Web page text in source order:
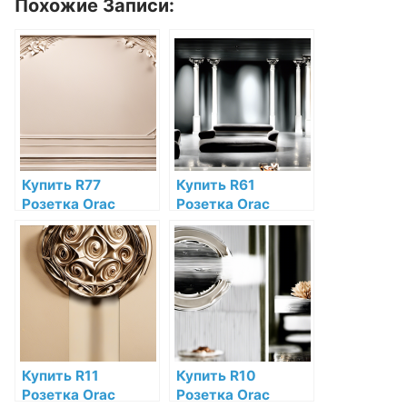
Похожие Записи:
Купить R77
Розетка Orac
Decor Полиуретан
Orac Decor по
низкой цене в
интернет-
магазине
Купить R61
Розетка Orac
Decor Полиуретан
по низкой цене в
интернет-
магазине
Купить R11
Розетка Orac
Купить R10
Розетка Orac